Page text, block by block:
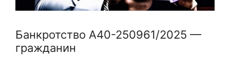
Банкротство А40-250961/2025 —
гражданин